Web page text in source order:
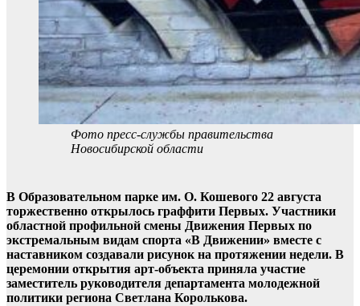
Фото пресс-службы правительства
Новосибирской области
В Образовательном парке им. О. Кошевого 22 августа
торжественно открылось граффити Первых. Участники
областной профильной смены Движения Первых по
экстремальным видам спорта «В Движении» вместе с
наставником создавали рисунок на протяжении недели. В
церемонии открытия арт-объекта приняла участие
заместитель руководителя департамента молодежной
политики региона Светлана Королькова.